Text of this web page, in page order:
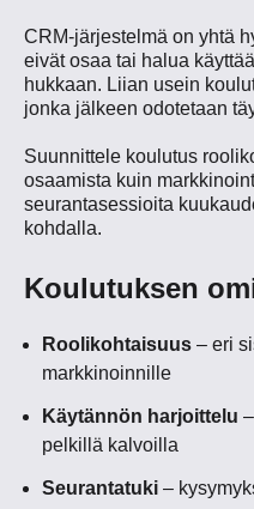
CRM-järjestelmä on yhtä
eivät osaa tai halua
hukkaan. Liian usein
jonka jälkeen odotetaan
Suunnittele koulutus
osaamista kuin
seurantasessioita
kohdalla.
Koulutuksen
Roolikohtaisuus – eri
markkinoinnille
Käytännön harjoittelu
pelkillä kalvoilla
Seurantatuki –